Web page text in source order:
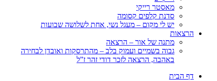
מאסטר רייקי
סדנת קלפים קסומה
יש לי מקום – מעגל נשי, אחת לשלושה שבועות
הרצאות
מתנה של אור – הרצאה
גבוה בשמיים ועמוק בלב – מהתרסקות ואובדן לבחירה
באהבה, הרצאה לזכר דודי זהר ז”ל
דף הבית